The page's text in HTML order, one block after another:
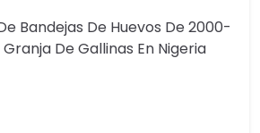
Bandejas De Huevos De 2000-
De Gallinas En Nigeria